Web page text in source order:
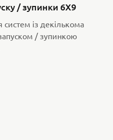
/ зупинки 6X9
із декількома
/ зупинкою